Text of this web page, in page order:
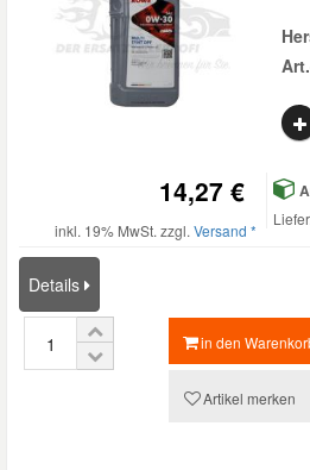
14,27 €
inkl. 19% MwSt. zzgl. Versand *
Details
in den
Artikel merken